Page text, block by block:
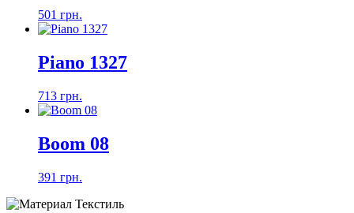
501 грн.
Piano 1327
713 грн.
Boom 08
391 грн.